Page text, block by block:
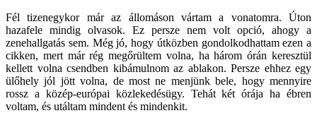
Fél tizenegykor már az állomáson vártam a vonatomra. Úton
hazafele mindig olvasok. Ez persze nem volt opció, ahogy a
zenehallgatás sem. Még jó, hogy útközben gondolkodhattam ezen a
cikken, mert már rég megőrültem volna, ha három órán keresztül
kellett volna csendben kibámulnom az ablakon. Persze ehhez egy
ülőhely jól jött volna, de most ne menjünk bele, hogy mennyire
rossz a közép-európai közlekedésügy. Tehát két órája ha ébren
voltam, és utáltam mindent és mindenkit.